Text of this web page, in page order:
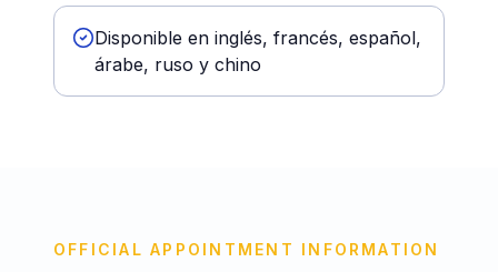
Disponible en inglés, francés, español,
árabe, ruso y chino
OFFICIAL APPOINTMENT INFORMATION